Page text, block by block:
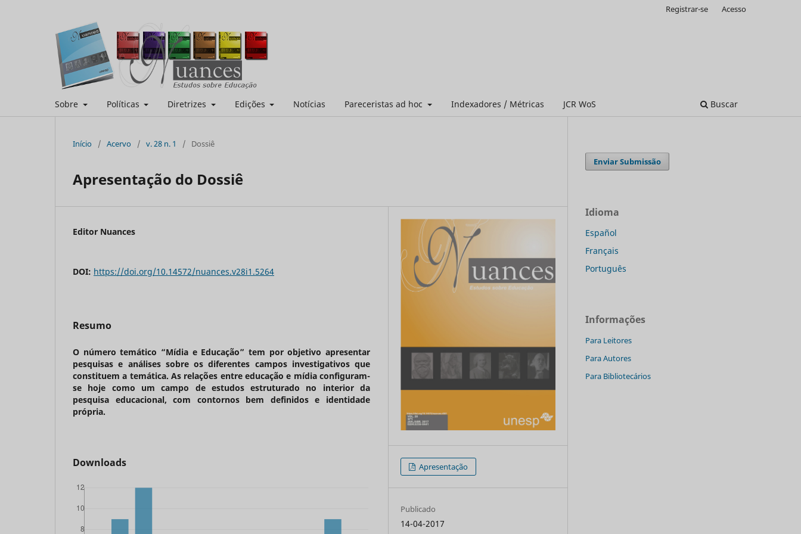
Sobre Políticas Diretrizes Edições Notícias Pareceristas ad hoc Indexadores / Métricas JCR WoS Buscar
Registrar-se Acesso
Início / Acervo / v. 28 n. 1 / Dossiê
Apresentação do Dossiê
Editor Nuances
DOI: https://doi.org/10.14572/nuances.v28i1.5264
Resumo
O número temático “Mídia e Educação” tem por objetivo apresentar
pesquisas e análises sobre os diferentes campos investigativos que
constituem a temática. As relações entre educação e mídia configuram-
se hoje como um campo de estudos estruturado no interior da
pesquisa educacional, com contornos bem definidos e identidade
própria.
Downloads Apresentação
Publicado
14-04-2017
Enviar Submissão
Idioma
Español
Français
Português
Informações
Para Leitores
Para Autores
Para Bibliotecários